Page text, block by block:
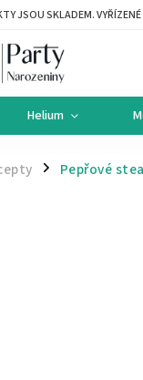
JSOU SKLADEM.
Helium
/ Pepřové